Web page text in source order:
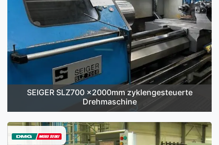
SEIGER SLZ700 x2000mm zyklengesteuerte
Drehmaschine